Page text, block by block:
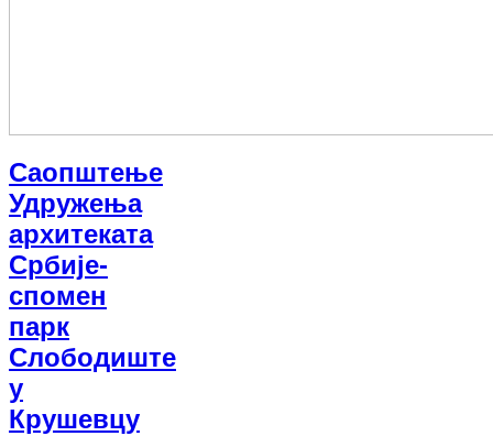
Саопштење
Удружења
архитеката
Србије-
спомен
парк
Слободиште
у
Крушевцу